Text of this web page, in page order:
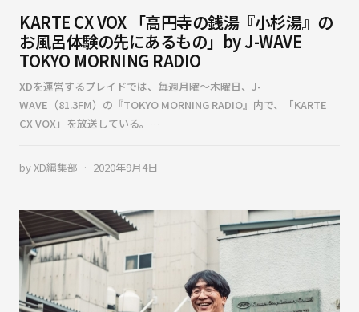
KARTE CX VOX 「高円寺の銭湯『小杉湯』の
お風呂体験の先にあるもの」by J-WAVE
TOKYO MORNING RADIO
XDを運営するプレイドでは、毎週月曜〜木曜日、J-
WAVE（81.3FM）の『TOKYO MORNING RADIO』内で、「KARTE
CX VOX」を放送している。…
byXD編集部 2020年9月4日